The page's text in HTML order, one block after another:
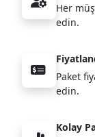
Her
edin.
Paket
edin.
Kolay